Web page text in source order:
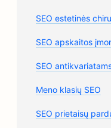
SEO estetinės
SEO apskaitos
SEO
Meno klasių SEO
SEO prietaisų